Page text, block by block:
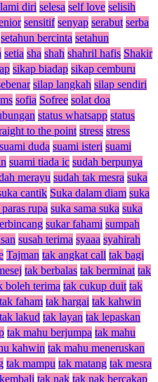
diri selesa self love selisih
sensitif senyap serabut serba
setahun bercinta setahun
setia sha shah shahril hafis Shakir
sikap biadap sikap cemburu
silap langkah silap sendiri
sofia Sofree solat doa
status whatsapp status
to the point stress stress
suami duda suami isteri suami
suami tiada ic sudah berpunya
merayu sudah tak mesra suka
cantik Suka dalam diam suka
rupa suka sama suka suka
sukar fahami sumpah
susah terima syaaa syahirah
Tajman tak angkat call tak bagi
tak berbalas tak berminat tak
boleh terima tak cukup duit tak
tak faham tak hargai tak kahwin
tak lakud tak layan tak lepaskan
tak mahu berjumpa tak mahu
kahwin tak mahu meneruskan
tak mampu tak matang tak mesra
tak nak tak nak bercakap